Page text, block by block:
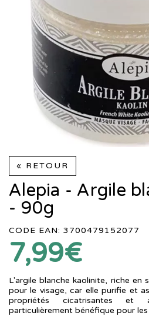
« RETOUR
Alepia - Argile
- 90g
CODE EAN: 3700479152077
7,99€
L'argile blanche kaolinite, riche en
pour le visage, car elle purifie et
propriétés cicatrisantes et
particulièrement bénéfique pour